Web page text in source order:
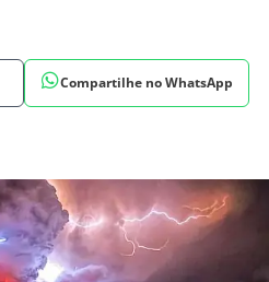
Compartilhe no WhatsApp